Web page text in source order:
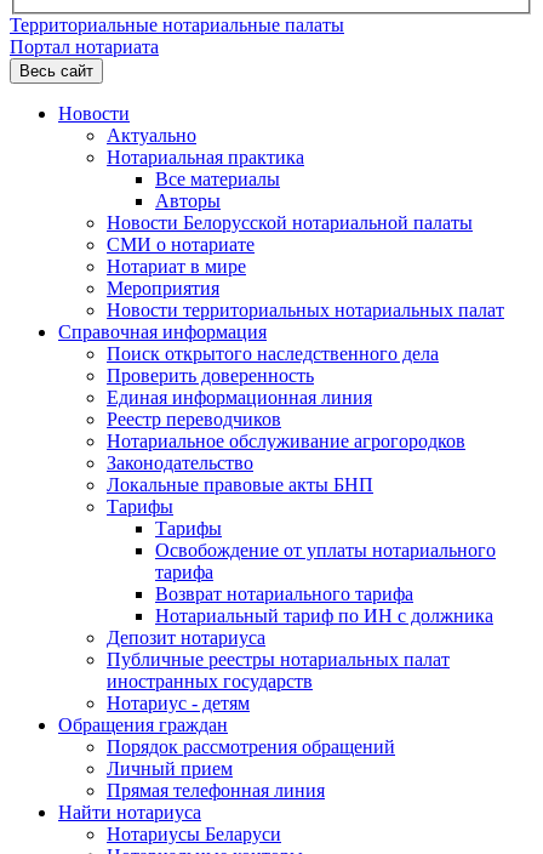
Территориальные нотариальные палаты
Портал нотариата
Весь сайт
Новости
Актуально
Нотариальная практика
Все материалы
Авторы
Новости Белорусской нотариальной палаты
СМИ о нотариате
Нотариат в мире
Мероприятия
Новости территориальных нотариальных палат
Справочная информация
Поиск открытого наследственного дела
Проверить доверенность
Единая информационная линия
Реестр переводчиков
Нотариальное обслуживание агрогородков
Законодательство
Локальные правовые акты БНП
Тарифы
Тарифы
Освобождение от уплаты нотариального
тарифа
Возврат нотариального тарифа
Нотариальный тариф по ИН с должника
Депозит нотариуса
Публичные реестры нотариальных палат
иностранных государств
Нотариус - детям
Обращения граждан
Порядок рассмотрения обращений
Личный прием
Прямая телефонная линия
Найти нотариуса
Нотариусы Беларуси